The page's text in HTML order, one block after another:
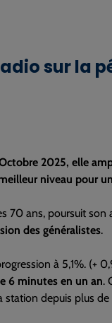
sur la
2025, elle
niveau pour
70 ans, poursuit
des généralistes.
à 5,1%. (+
6 minutes en un an.
depuis plus